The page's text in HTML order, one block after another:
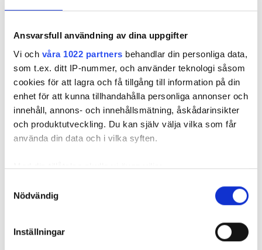
Ansvarsfull användning av dina uppgifter
Vi och våra 1022 partners behandlar din personliga data,
som t.ex. ditt IP-nummer, och använder teknologi såsom
cookies för att lagra och få tillgång till information på din
enhet för att kunna tillhandahålla personliga annonser och
innehåll, annons- och innehållsmätning, åskådarinsikter
och produktutveckling. Du kan själv välja vilka som får
använda din data och i vilka syften.
Med din tillåtelse skulle vi även vilja:
som kan ha en noggrannhet på upp till flera meter
Ta reda på mer om hur dina personliga uppgifter
Nödvändig
Inställningar
0-100 EUR
100-200 EUR
200-300 EUR
mer än 300 EUR
Morgon
Kväll
NephroPlus at Supreme Kidney Care
Nashik, Indien
1,91 km från stadskärnan
HD-dialys 79 €
Reservera